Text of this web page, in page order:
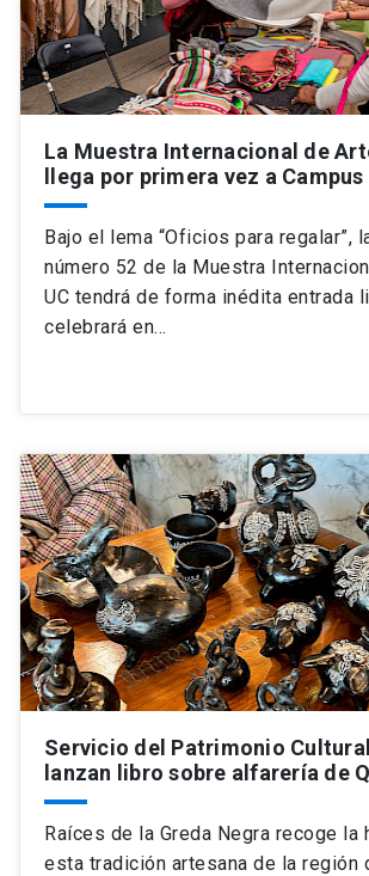
La Muestra Internacional de
llega por primera vez a
Bajo el lema “Oficios para regalar”,
número 52 de la Muestra
UC tendrá de forma inédita entrada
celebrará en…
Servicio del Patrimonio
lanzan libro sobre alfarería de
Raíces de la Greda Negra recoge la
esta tradición artesana de la región